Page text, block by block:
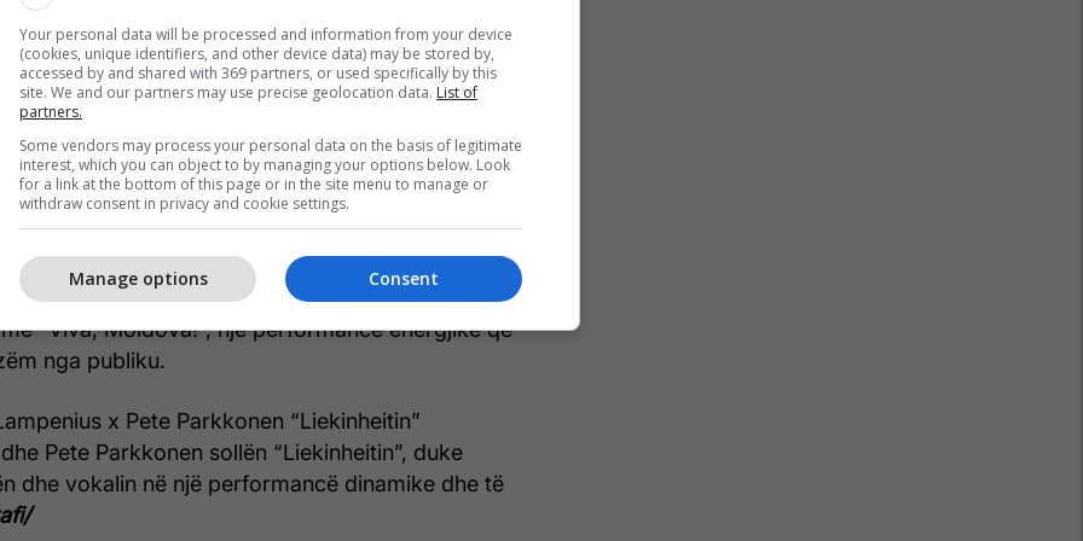
solli një performancë eksperimentale
“Eins, Zwei, Drei”, duke u veçuar për stilin e saj
skenike.
!”
“Regarde !” me një performancë elegante dhe
duke sjellë një moment më melodik në skenë.
“Viva, Moldova!”
“Viva, Moldova!”, një performancë energjike që
nga publiku.
x Pete Parkkonen “Liekinheitin”
Pete Parkkonen sollën “Liekinheitin”, duke
dhe vokalin në një performancë dinamike dhe të
Your personal data will be processed and information from your device
(cookies, unique identifiers, and other device data) may be stored by,
accessed by and shared with 369 partners, or used specifically by this
site. We and our partners may use precise geolocation data. List of
partners.
Some vendors may process your personal data on the basis of legitimate
interest, which you can object to by managing your options below. Look
for a link at the bottom of this page or in the site menu to manage or
withdraw consent in privacy and cookie settings.
Consent
Manage options